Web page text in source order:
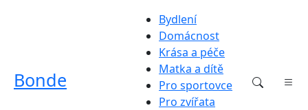
Bonde
Bydlení
Domácnost
Krása a péče
Matka a dítě
Pro sportovce
Pro zvířata